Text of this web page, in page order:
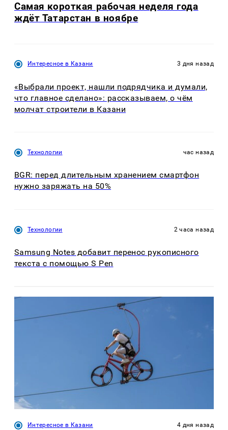
Самая короткая рабочая неделя года
ждёт Татарстан в ноябре
Интересное в Казани 3 дня назад
«Выбрали проект, нашли подрядчика и думали,
что главное сделано»: рассказываем, о чём
молчат строители в Казани
Технологии час назад
BGR: перед длительным хранением смартфон
нужно заряжать на 50%
Технологии 2 часа назад
Samsung Notes добавит перенос рукописного
текста с помощью S Pen
Интересное в Казани 4 дня назад